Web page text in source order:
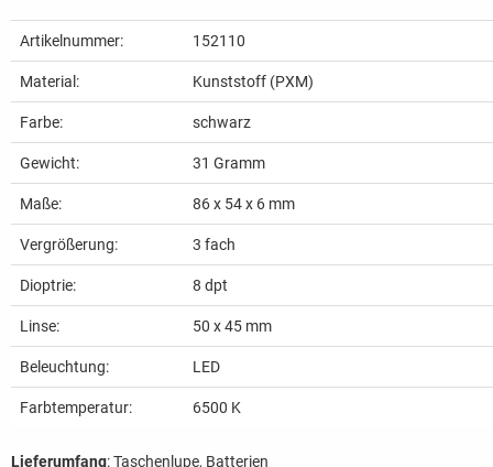
Artikelnummer: 152110
Material: Kunststoff (PXM)
Farbe: schwarz
Gewicht: 31 Gramm
Maße: 86 x 54 x 6 mm
Vergrößerung: 3 fach
Dioptrie: 8 dpt
Linse: 50 x 45 mm
Beleuchtung: LED
Farbtemperatur: 6500 K
Lieferumfang: Taschenlupe, Batterien